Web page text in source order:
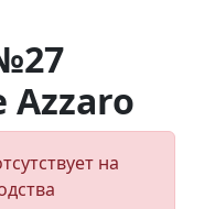
Azzaro
на